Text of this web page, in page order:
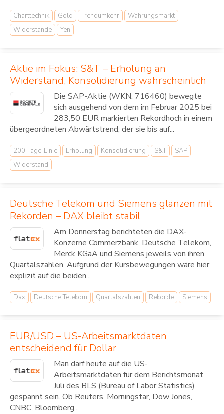
Charttechnik Gold Trendumkehr
Währungsmarkt
Widerstände
Yen
Aktie im Fokus: S&T – Erholung an
Widerstand, Konsolidierung wahrscheinlich
Die SAP-Aktie (WKN: 716460) bewegte
sich ausgehend von dem im Februar 2025 bei
283,50 EUR markierten Rekordhoch in einem
übergeordneten Abwärtstrend, der sie bis auf...
200-Tage-Linie Erholung Konsolidierung S&T
SAP
Widerstand
Deutsche Telekom und Siemens glänzen mit
Rekorden – DAX bleibt stabil
Am Donnerstag berichteten die DAX-
Konzerne Commerzbank, Deutsche Telekom,
Merck KGaA und Siemens jeweils von ihren
Quartalszahlen. Aufgrund der Kursbewegungen wäre hier
explizit auf die beiden...
Dax Deutsche Telekom Quartalszahlen Rekorde Siemens
EUR/USD – US-Arbeitsmarktdaten
entscheidend für Dollar
Man darf heute auf die US-
Arbeitsmarktdaten für dem Berichtsmonat
Juli des BLS (Bureau of Labor Statistics)
gespannt sein. Ob Reuters, Morningstar, Dow Jones,
CNBC, Bloomberg...